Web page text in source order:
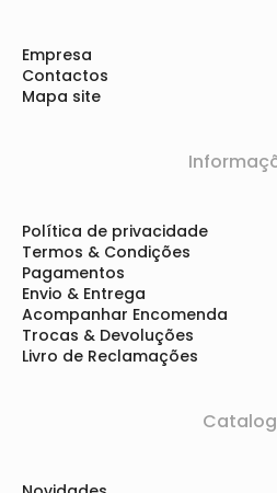
Empresa
Contactos
Mapa site
Política de privacidade
Termos & Condições
Pagamentos
Envio & Entrega
Acompanhar Encomenda
Trocas & Devoluções
Livro de Reclamações